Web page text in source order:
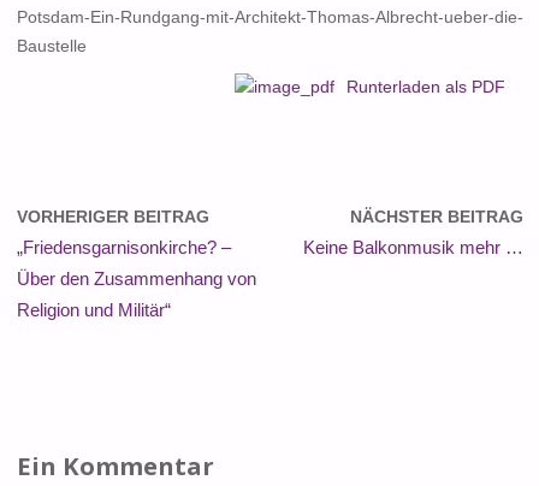
Potsdam-Ein-Rundgang-mit-Architekt-Thomas-Albrecht-ueber-die-
Baustelle
Runterladen als PDF
VORHERIGER BEITRAG
„Friedensgarnisonkirche? –
Über den Zusammenhang von
Religion und Militär“
NÄCHSTER BEITRAG
Keine Balkonmusik mehr …
Ein Kommentar